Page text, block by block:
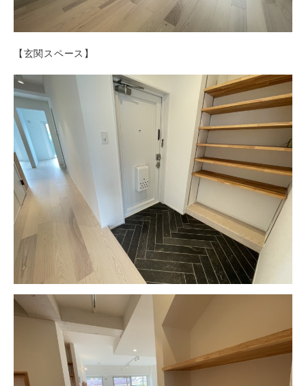
【玄関スペース】